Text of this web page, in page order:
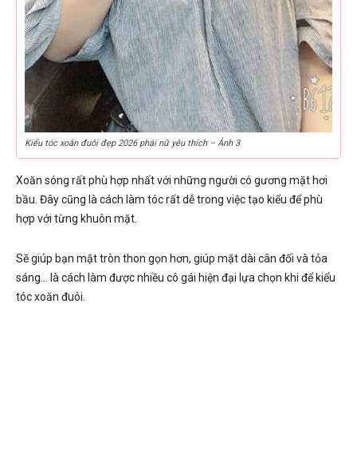
Kiểu tóc xoăn đuôi đẹp 2026 phái nữ yêu thích – Ảnh 3
Xoăn sóng rất phù hợp nhất với những người có gương mặt hơi
bầu. Đây cũng là cách làm tóc rất dễ trong việc tạo kiểu để phù
hợp với từng khuôn mặt.
Sẽ giúp bạn mặt tròn thon gọn hơn, giúp mặt dài cân đối và tỏa
sáng… là cách làm được nhiều cô gái hiện đại lựa chọn khi để kiểu
tóc xoăn đuôi.